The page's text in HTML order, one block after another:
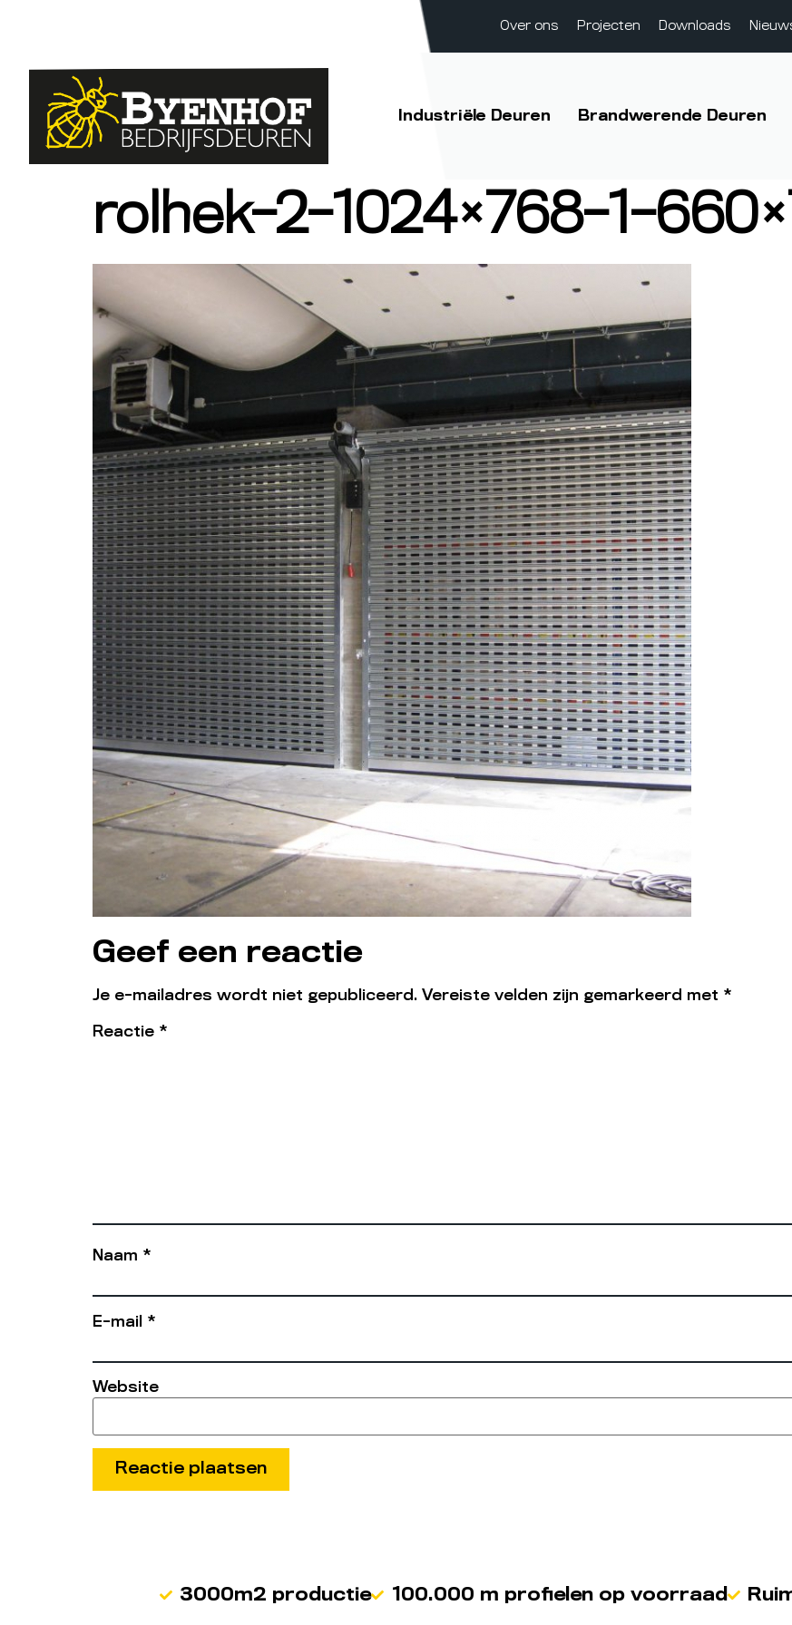
Over ons Projecten Downloads
Industriële Deuren Brandwerende Deuren
rolhek-2-1024×768-1-
Geef een reactie
Je e-mailadres wordt niet gepubliceerd. Vereiste velden zijn gemarkeerd met *
Reactie *
Naam *
E-mail *
Website
3000m2 productie 100.000 m profielen op voorraad